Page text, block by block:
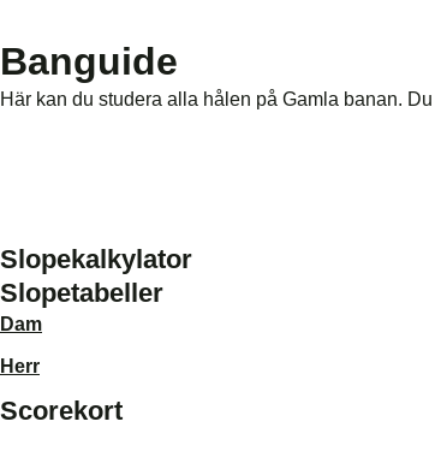
Banguide
Här kan du studera alla hålen på Gamla banan.
Slopekalkylator
Slopetabeller
Dam
Herr
Scorekort